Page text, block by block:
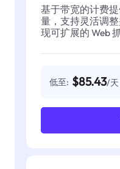
基于带宽的计费
量，支持灵活调
现可扩展的 Web
低至: $85.43/天